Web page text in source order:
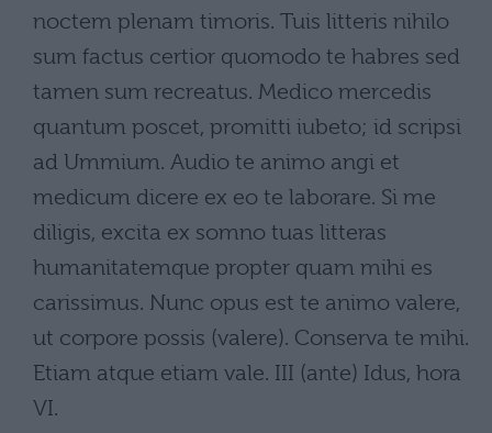
noctem plenam timoris. Tuis litteris nihilo
sum factus certior quomodo te habres sed
tamen sum recreatus. Medico mercedis
quantum poscet, promitti iubeto; id scripsi
ad Ummium. Audio te animo angi et
medicum dicere ex eo te laborare. Si me
diligis, excita ex somno tuas litteras
humanitatemque propter quam mihi es
carissimus. Nunc opus est te animo valere,
ut corpore possis (valere). Conserva te mihi.
Etiam atque etiam vale. III (ante) Idus, hora
VI.